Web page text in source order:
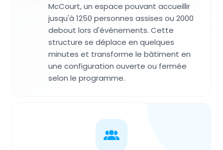
McCourt, un espace pouvant accueillir
jusqu'à 1250 personnes assises ou 2000
debout lors d'événements. Cette
structure se déplace en quelques
minutes et transforme le bâtiment en
une configuration ouverte ou fermée
selon le programme.